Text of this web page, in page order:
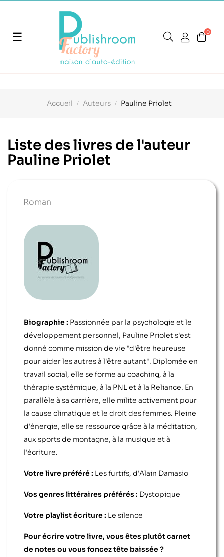
Basculer
navigation
☰ 0
Accueil Auteurs Pauline Priolet
Liste des livres de l'auteur
Pauline Priolet
Roman
Biographie : Passionnée par la psychologie et le
développement personnel, Pauline Priolet s'est
donné comme mission de vie "d'être heureuse
pour aider les autres à l'être autant". Diplomée en
travail social, elle se forme au coaching, à la
thérapie systémique, à la PNL et à la Reliance. En
parallèle à sa carrière, elle milite activement pour
la cause climatique et le droit des femmes. Pleine
d'énergie, elle se ressource grâce à la méditation,
aux sports de montagne, à la musique et à
l'écriture.
Votre livre préféré : Les furtifs, d'Alain Damasio
Vos genres littéraires préférés : Dystopique
Votre playlist écriture : Le silence
Pour écrire votre livre, vous êtes plutôt carnet
de notes ou vous foncez tête baissée ?